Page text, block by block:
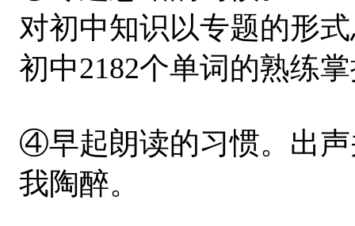
对初中知识以专题的形
初中2182个单词的熟练
④早起朗读的习惯。出
我陶醉。